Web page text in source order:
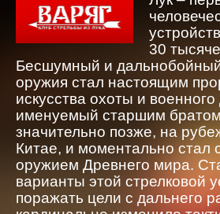
30
Бесшумный и
оружия стал настоящим
искусства охоты и
именуемый старшим братом
значительно позже, на
Китае, и моментально стал
оружием Древнего мира.
варианты этой стрелковой
поражать цели с дальнего